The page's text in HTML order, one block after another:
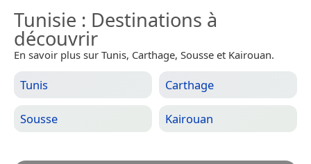
Tunisie : Destinations à
découvrir
En savoir plus sur Tunis, Carthage, Sousse et Kairouan.
Tunis Carthage
Sousse Kairouan